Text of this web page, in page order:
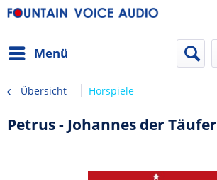
Menü
Übersicht Hörspiele
Petrus - Johannes der Täufer